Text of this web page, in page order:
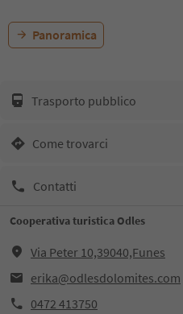
Panoramica
Trasporto pubblico
Come trovarci
Contatti
Cooperativa turistica Odles
Via Peter 10,39040,Funes
erika@odlesdolomites.com
0472 413750